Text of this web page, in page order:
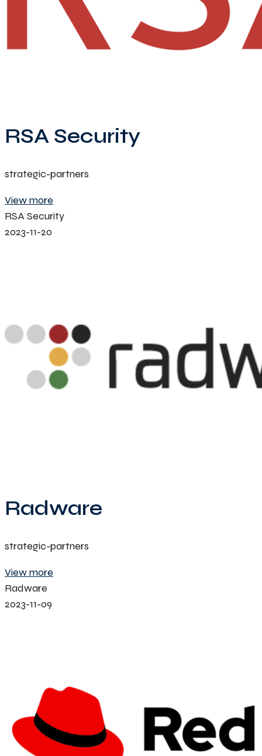
RSA Security
strategic-partners
View more
RSA Security
2023-11-20
Radware
strategic-partners
View more
Radware
2023-11-09